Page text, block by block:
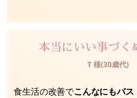
本当にいい事づく
T 様(30歳代)
食生活の改善でこんなにもバス